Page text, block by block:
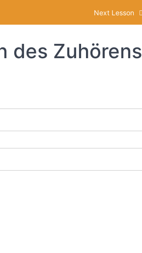
Next Lesson
des Zuhörens